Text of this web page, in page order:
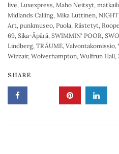
live, Luxexpress, Maho Neitsyt,
Midlands Calling, Mika Luttinen, NIGHT
Art, punkmuseo, Puola, Riistetyt,
69, Sika-Äpärä, SWIMMIN' POOR,
Lindberg, TRÄUME, Valvontakomissio,
Wizzair, Wolverhampton, Wulfrun Hall,
SHARE